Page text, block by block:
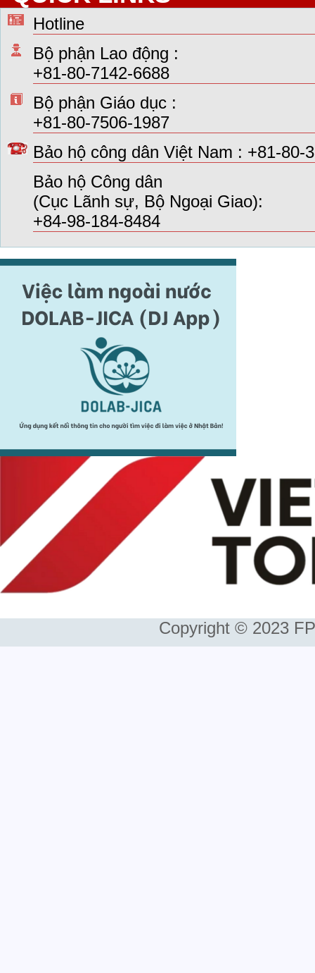
Hotline
Bộ phận Lao động :
+81-80-7142-6688
Bộ phận Giáo dục :
+81-80-7506-1987
Bảo hộ công dân Việt Nam : +81-80-
Bảo hộ Công dân
(Cục Lãnh sự, Bộ Ngoại Giao):
+84-98-184-8484
Copyright © 2023